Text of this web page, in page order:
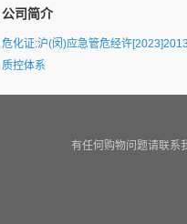
公司简介
危化证:沪(闵)应急管危经许
质控体系
有任何购物问题请联系